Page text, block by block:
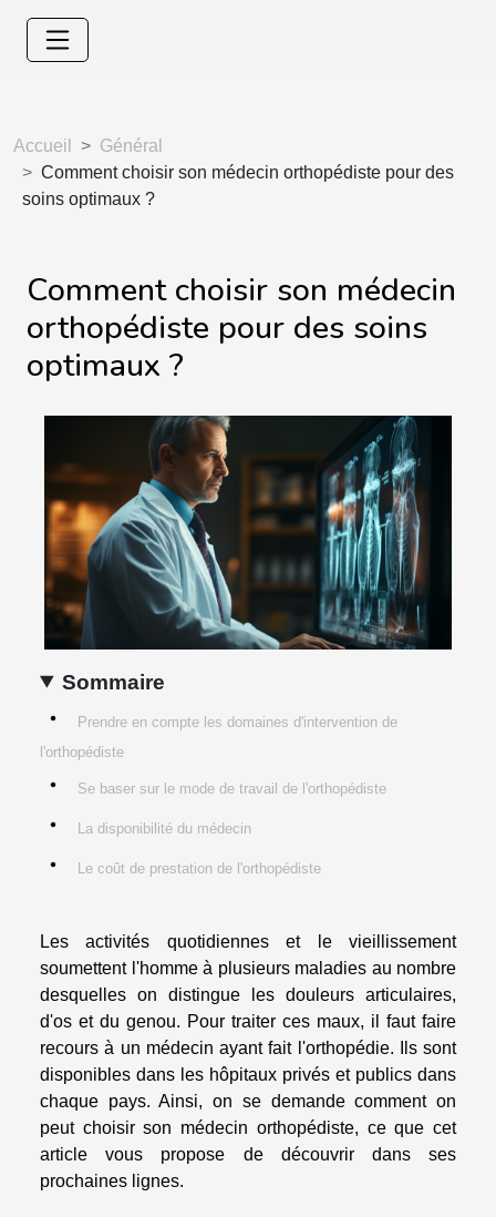
Accueil
Général
Comment choisir son médecin orthopédiste pour des
soins optimaux ?
Comment choisir son médecin
orthopédiste pour des soins
optimaux ?
Sommaire
Prendre en compte les domaines d'intervention de
l'orthopédiste
Se baser sur le mode de travail de l'orthopédiste
La disponibilité du médecin
Le coût de prestation de l'orthopédiste
Les activités quotidiennes et le vieillissement
soumettent l'homme à plusieurs maladies au nombre
desquelles on distingue les douleurs articulaires,
d'os et du genou. Pour traiter ces maux, il faut faire
recours à un médecin ayant fait l'orthopédie. Ils sont
disponibles dans les hôpitaux privés et publics dans
chaque pays. Ainsi, on se demande comment on
peut choisir son médecin orthopédiste, ce que cet
article vous propose de découvrir dans ses
prochaines lignes.